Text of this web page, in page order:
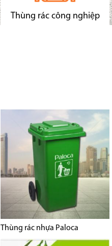
Thùng rác công nghiệp
Thùng rác nhựa Paloca